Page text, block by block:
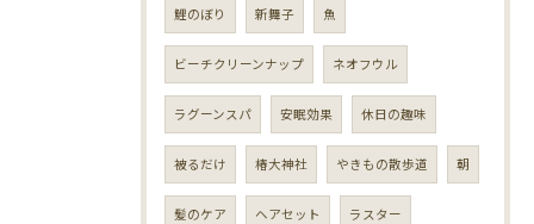
鯉のぼり 新舞子 魚
ビーチクリーンナップ ネオフウル
ラグーンスパ 安眠効果 休日の趣味
被るだけ 椿大神社 やきもの散歩道 朝
髪のケア ヘアセット ラスター